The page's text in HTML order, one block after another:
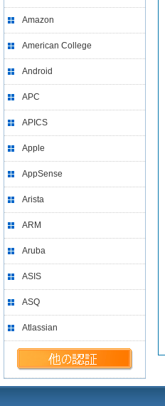
Amazon
American College
Android
APC
APICS
Apple
AppSense
Arista
ARM
Aruba
ASIS
ASQ
Atlassian